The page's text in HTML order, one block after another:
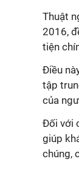
Thuật
2016,
tiện
Điều
tập
của
Đối với
giúp
chúng,